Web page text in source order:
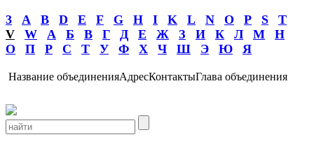
3 A B D E F G H I K L N O P S
T
V
W А Б В Г Д Е Ж З И К Л М
Н
О
П Р С Т У Ф Х Ч Ш Э Ю Я
Название объединенияАдресКонтактыГлава объединения